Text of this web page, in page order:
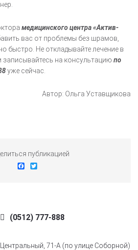
медицинского центра «Актив-
вас от проблемы без шрамов,
быстро. Не откладывайте лечение в
записывайтесь на консультацию по
уже сейчас.
Автор: Ольга Уставщикова
публикацией
Facebook
(0512) 777-888
Центральный, 71-А (по улице Соборной)